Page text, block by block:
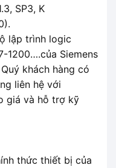
SP3, K
lập trình logic
1200….của Siemens
khách hàng có
liên hệ với
giá và hỗ trợ kỹ
thức thiết bị của